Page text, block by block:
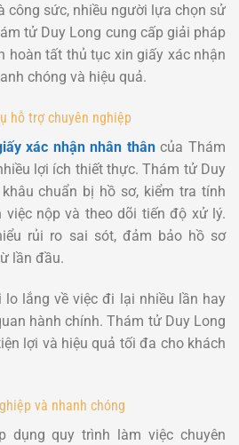
công sức, nhiều người lựa chọn sử
tử Duy Long cung cấp giải pháp
hoàn tất thủ tục xin giấy xác nhận
chóng và hiệu quả.
hỗ trợ chuyên nghiệp
xác nhận nhân thâncủa Thám
lợi ích thiết thực. Thám tử Duy
chuẩn bị hồ sơ, kiểm tra tính
việc nộp và theo dõi tiến độ xử lý.
rủi ro sai sót, đảm bảo hồ sơ
lần đầu.
lo lắng về việc đi lại nhiều lần hay
hành chính. Thám tử Duy Long
lợi và hiệu quả tối đa cho khách
và nhanh chóng
dụng quy trình làm việc chuyên